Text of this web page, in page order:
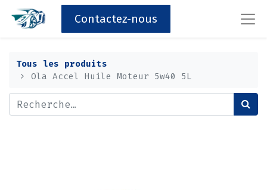
Contactez-nous
Tous les produits
Ola Accel Huile Moteur 5w40 5L